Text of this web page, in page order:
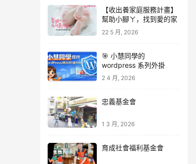
【收出養家庭服務計畫】
幫助小腳ㄚ，找到愛的家
22 5 月, 2026
🎯 小慧同學的
wordpress 系列外掛
2 4 月, 2026
忠義基金會
1 3 月, 2026
育成社會福利基金會